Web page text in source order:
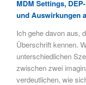
MDM Settings,
und Auswirkungen
Ich gehe davon aus,
Überschrift kennen.
unterschiedlichen
zwischen zwei
verdeutlichen, wie